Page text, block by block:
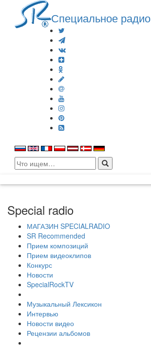
Специальное радио
Search
for:
Special radio
МАГАЗИН SPECIALRADIO
SR Recommended
Прием композиций
Прием видеоклипов
Конкурс
Новости
SpecialRockTV
Музыкальный Лексикон
Интервью
Новости видео
Рецензии альбомов